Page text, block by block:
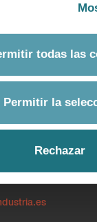
todas las
Permitir la
Rechazar
DE